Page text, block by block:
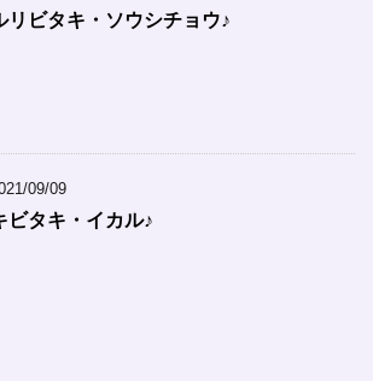
リビタキ・ソウシチョウ♪
09/09
ビタキ・イカル♪